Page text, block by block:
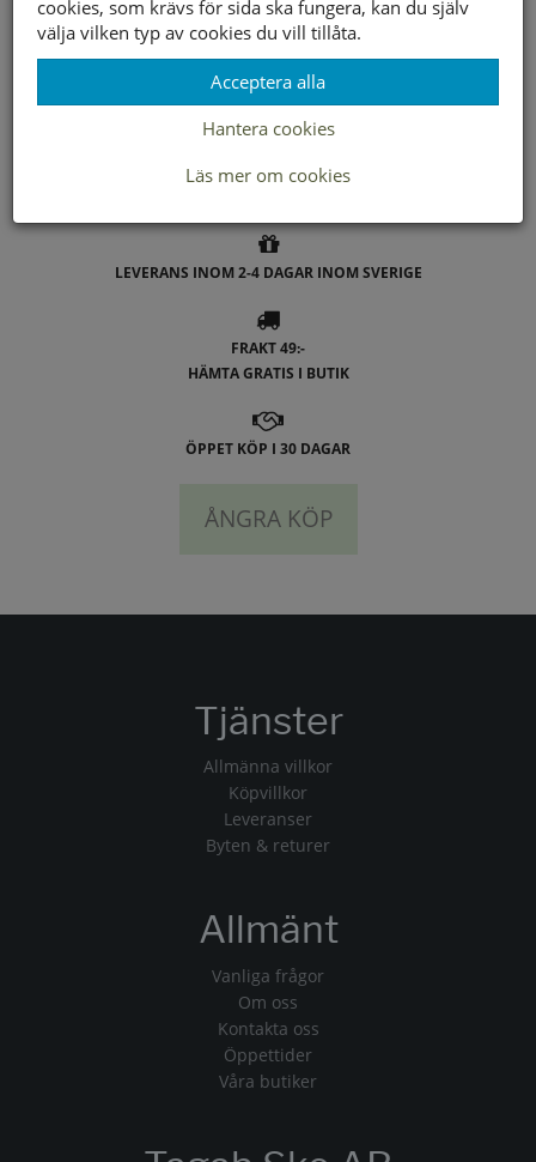
- Duffy
LEVERANS INOM 2-4 DAGAR INOM SVERIGE
FRAKT 49:-
HÄMTA GRATIS I BUTIK
ÖPPET KÖP I 30 DAGAR
ÅNGRA KÖP
cookies, som krävs för sida ska fungera, kan du själv
välja vilken typ av cookies du vill tillåta.
Acceptera alla
Hantera cookies
Läs mer om cookies
Tjänster
Allmänna villkor
Köpvillkor
Leveranser
Byten & returer
Allmänt
Vanliga frågor
Om oss
Kontakta oss
Öppettider
Våra butiker